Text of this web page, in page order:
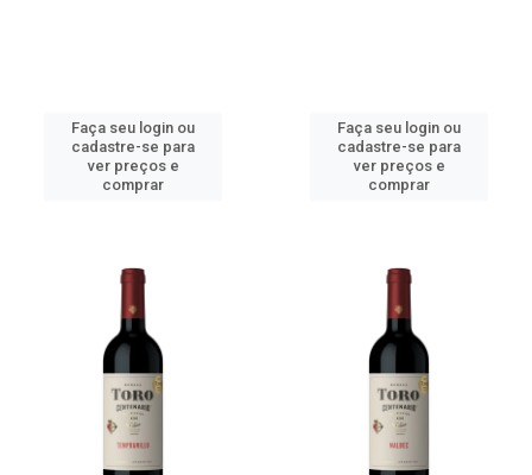
Faça seu login ou
cadastre-se para
ver preços e
comprar
Faça seu login ou
cadastre-se para
ver preços e
comprar